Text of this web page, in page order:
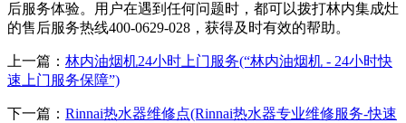
后服务体验。用户在遇到任何问题时，都可以拨打林内集成灶
的售后服务热线400-0629-028，获得及时有效的帮助。
上一篇： 林内油烟机24小时上门服务(“林内油烟机 - 24小时快
速上门服务保障”)
下一篇： Rinnai热水器维修点(Rinnai热水器专业维修服务-快速